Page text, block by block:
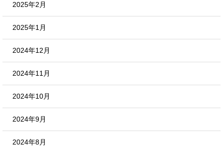
2025年2月
2025年1月
2024年12月
2024年11月
2024年10月
2024年9月
2024年8月